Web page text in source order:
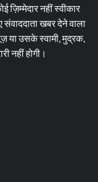
नहीं स्वीकार
खबर देने वाला
या उसके स्वामी, मुद्रक,
नहीं होगी।